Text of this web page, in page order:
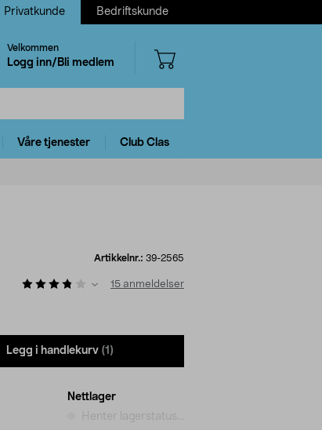
Privatkunde Bedriftskunde
Velkommen
Logg inn/Bli medlem
Våre tjenester Club Clas
Artikkelnr.: 39-2565
15 anmeldelser
Legg i handlekurv (1)
Nettlager
Henter lagerstatus...